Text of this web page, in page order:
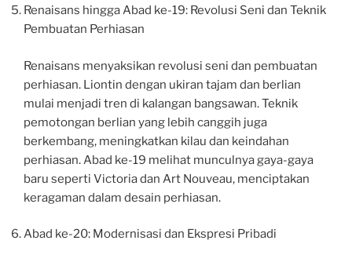
Renaisans hingga Abad ke-19: Revolusi Seni dan Teknik
Pembuatan Perhiasan
Renaisans menyaksikan revolusi seni dan pembuatan
perhiasan. Liontin dengan ukiran tajam dan berlian
mulai menjadi tren di kalangan bangsawan. Teknik
pemotongan berlian yang lebih canggih juga
berkembang, meningkatkan kilau dan keindahan
perhiasan. Abad ke-19 melihat munculnya gaya-gaya
baru seperti Victoria dan Art Nouveau, menciptakan
keragaman dalam desain perhiasan.
Abad ke-20: Modernisasi dan Ekspresi Pribadi